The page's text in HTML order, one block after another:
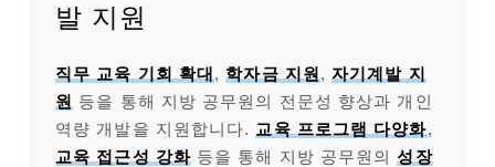
발 지원
직무 교육 기회 확대 , 학자금 지원 ,자기계발 지
원 등을 통해 지방 공무원의 전문성 향상과 개인
역량 개발을 지원합니다. 교육 프로그램 다양화,
교육 접근성 강화등을 통해 지방 공무원의성장